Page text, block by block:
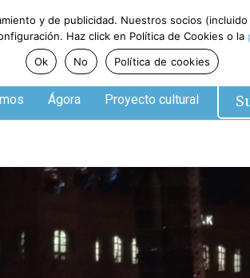
Ágora Proyecto cultural
y de publicidad. Nuestros socios
Haz click en Política de Cookies o la
Ok
No Política de cookies